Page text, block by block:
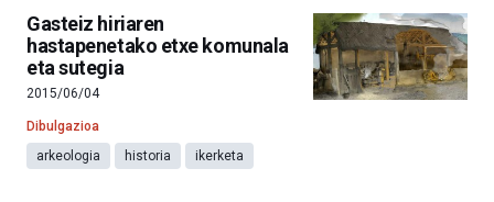
Gasteiz hiriaren
hastapenetako etxe komunala
eta sutegia
2015/06/04
Dibulgazioa
arkeologia
historia ikerketa